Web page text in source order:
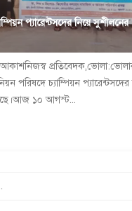
প্যারেন্টসদের নিয়ে সুশীলনের
পরিষদে চ্যাম্পিয়ন প্যারেন্টসদের
১০ আগস্ট...